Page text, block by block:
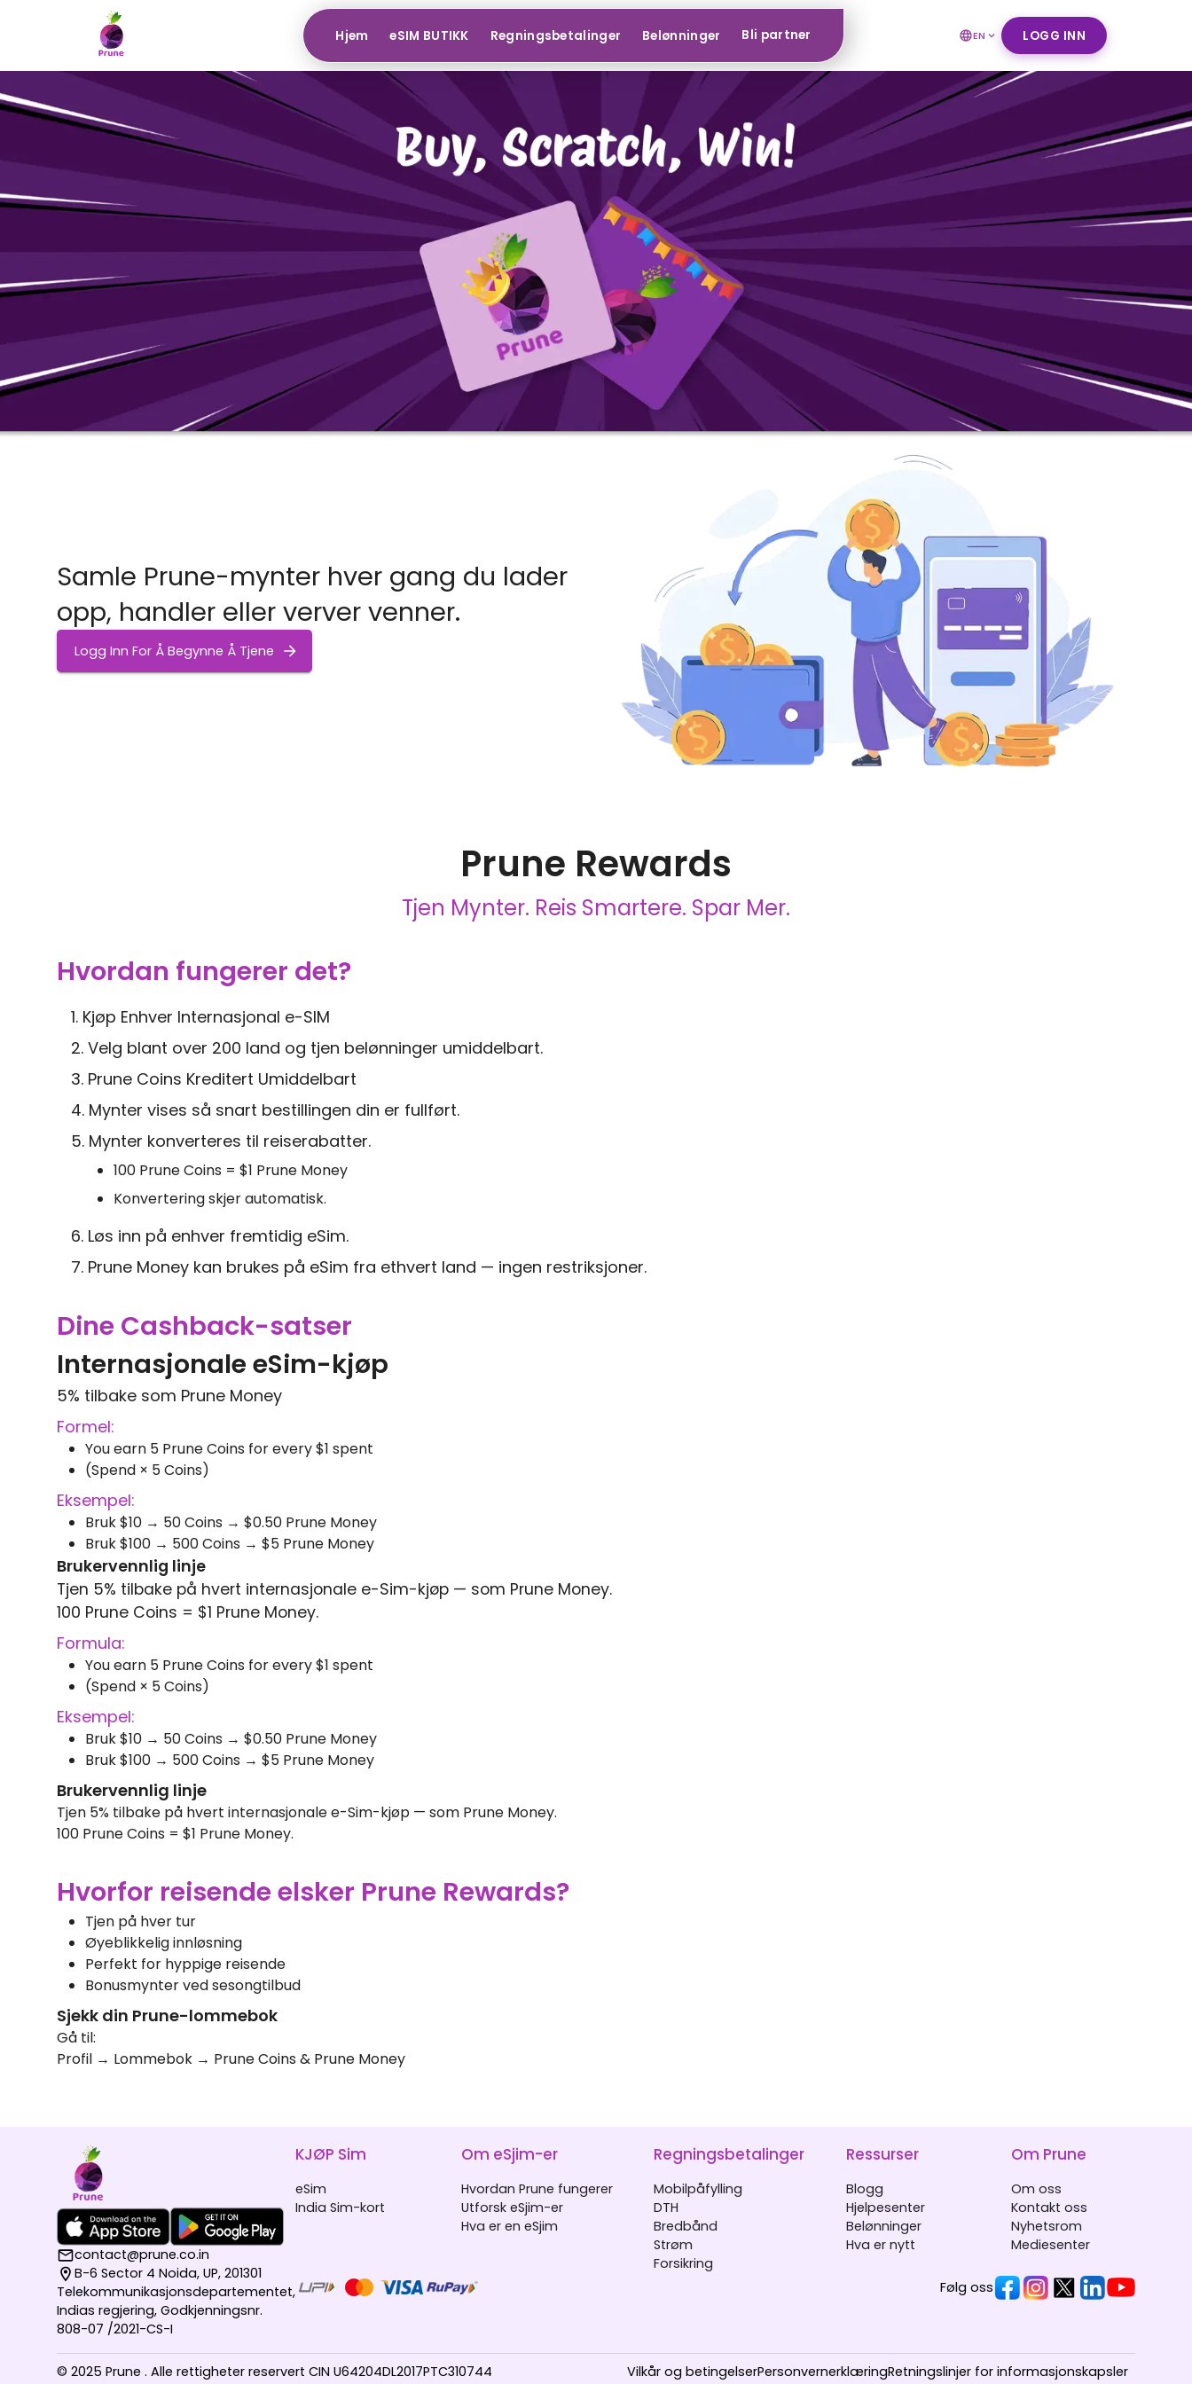
Hjem eSIM BUTIKK Regningsbetalinger Belønninger Bli partner EN LOGG INN
Samle Prune-mynter hver gang du lader
opp, handler eller verver venner.
Logg Inn For Å Begynne Å Tjene
Prune Rewards
Tjen Mynter. Reis Smartere. Spar Mer.
Hvordan fungerer det?
1. Kjøp Enhver Internasjonal e-SIM
2. Velg blant over 200 land og tjen belønninger umiddelbart.
3. Prune Coins Kreditert Umiddelbart
4. Mynter vises så snart bestillingen din er fullført.
5. Mynter konverteres til reiserabatter.
100 Prune Coins = $1 Prune Money
Konvertering skjer automatisk.
6. Løs inn på enhver fremtidig eSim.
7. Prune Money kan brukes på eSim fra ethvert land — ingen restriksjoner.
Dine Cashback-satser
Internasjonale eSim-kjøp
5% tilbake som Prune Money
Formel:
You earn 5 Prune Coins for every $1 spent
(Spend × 5 Coins)
Eksempel:
Bruk $10 → 50 Coins → $0.50 Prune Money
Bruk $100 → 500 Coins → $5 Prune Money
Brukervennlig linje
Tjen 5% tilbake på hvert internasjonale e-Sim-kjøp — som Prune Money.
100 Prune Coins = $1 Prune Money.
Formula:
You earn 5 Prune Coins for every $1 spent
(Spend × 5 Coins)
Eksempel:
Bruk $10 → 50 Coins → $0.50 Prune Money
Bruk $100 → 500 Coins → $5 Prune Money
Brukervennlig linje
Tjen 5% tilbake på hvert internasjonale e-Sim-kjøp — som Prune Money.
100 Prune Coins = $1 Prune Money.
Hvorfor reisende elsker Prune Rewards?
Tjen på hver tur
Øyeblikkelig innløsning
Perfekt for hyppige reisende
Bonusmynter ved sesongtilbud
Sjekk din Prune-lommebok
Gå til:
Profil → Lommebok → Prune Coins & Prune Money
contact@prune.co.in
B-6 Sector 4 Noida, UP, 201301
Telekommunikasjonsdepartementet,
Indias regjering, Godkjenningsnr.
808-07 /2021-CS-I
KJØP Sim
eSim
India Sim-kort
Om eSjim-er
Hvordan Prune fungerer
Utforsk eSjim-er
Hva er en eSjim
Regningsbetalinger
Mobilpåfylling
DTH
Bredbånd
Strøm
Forsikring
Ressurser
Blogg
Hjelpesenter
Belønninger
Hva er nytt
Om Prune
Om oss
Kontakt oss
Nyhetsrom
Mediesenter
Følg oss
© 2025 Prune . Alle rettigheter reservert CIN U64204DL2017PTC310744 Vilkår og betingelserPersonvernerklæringRetningslinjer for informasjonskapsler